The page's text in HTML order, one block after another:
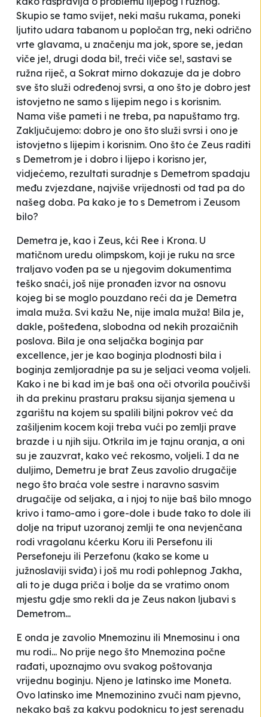
Skupio se tamo svijet, neki mašu rukama, poneki
ljutito udara tabanom u popločan trg, neki odrično
vrte glavama, u značenju ma jok, spore se, jedan
viče je!, drugi doda bi!, treći viče se!, sastavi se
ružna riječ, a Sokrat mirno dokazuje da je dobro
sve što služi određenoj svrsi, a ono što je dobro jest
istovjetno ne samo s lijepim nego i s korisnim.
Nama više pameti i ne treba, pa napuštamo trg.
Zaključujemo: dobro je ono što služi svrsi i ono je
istovjetno s lijepim i korisnim. Ono što će Zeus raditi
s Demetrom je i dobro i lijepo i korisno jer,
vidjećemo, rezultati suradnje s Demetrom spadaju
među zvjezdane, najviše vrijednosti od tad pa do
našeg doba. Pa kako je to s Demetrom i Zeusom
bilo?
Demetra je, kao i Zeus, kći Ree i Krona. U
matičnom uredu olimpskom, koji je ruku na srce
traljavo vođen pa se u njegovim dokumentima
teško snaći, još nije pronađen izvor na osnovu
kojeg bi se moglo pouzdano reći da je Demetra
imala muža. Svi kažu Ne, nije imala muža! Bila je,
dakle, pošteđena, slobodna od nekih prozaičnih
poslova. Bila je ona seljačka boginja par
excellence, jer je kao boginja plodnosti bila i
boginja zemljoradnje pa su je seljaci veoma voljeli.
Kako i ne bi kad im je baš ona oči otvorila poučivši
ih da prekinu prastaru praksu sijanja sjemena u
zgarištu na kojem su spalili biljni pokrov već da
zašiljenim kocem koji treba vući po zemlji prave
brazde i u njih siju. Otkrila im je tajnu oranja, a oni
su je zauzvrat, kako već rekosmo, voljeli. I da ne
duljimo, Demetru je brat Zeus zavolio drugačije
nego što braća vole sestre i naravno sasvim
drugačije od seljaka, a i njoj to nije baš bilo mnogo
krivo i tamo-amo i gore-dole i bude tako to dole ili
dolje na triput uzoranoj zemlji te ona nevjenčana
rodi vragolanu kćerku Koru ili Persefonu ili
Persefoneju ili Perzefonu (kako se kome u
južnoslaviji sviđa) i još mu rodi pohlepnog Jakha,
ali to je duga priča i bolje da se vratimo onom
mjestu gdje smo rekli da je Zeus nakon ljubavi s
Demetrom...
E onda je zavolio Mnemozinu ili Mnemosinu i ona
mu rodi... No prije nego što Mnemozina počne
rađati, upoznajmo ovu svakog poštovanja
vrijednu boginju. Njeno je latinsko ime Moneta.
Ovo latinsko ime Mnemozinino zvuči nam pjevno,
nekako baš za kakvu podoknicu to jest serenadu